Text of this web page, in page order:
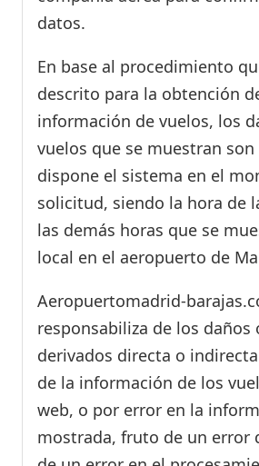
datos.
En base al procedimiento
descrito para la obtención
información de vuelos, los
vuelos que se muestran
dispone el sistema en el
solicitud, siendo la hora de
las demás horas que se
local en el aeropuerto de
Aeropuertomadrid-
responsabiliza de los daños
derivados directa o
de la información de los
web, o por error en la
mostrada, fruto de un error